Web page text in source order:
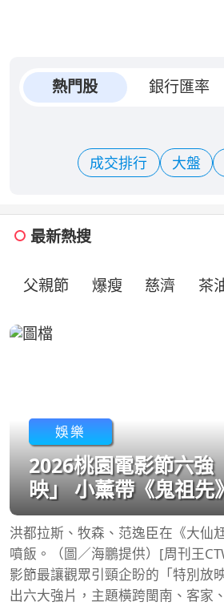
熱門股 銀行匯率
成交排行 大盤
最新熱搜
父親節 爆瘦 慈濟 茶
娛樂
2026桃園電影節六強
映」 小薰帶《鬼祖先》熱鬧回
「娘家」！
洪都拉斯、牧森、范逸臣在《大仙
噴飯。（圖／海鵬提供）[周刊王
影節最讓觀眾引頸企盼的「特別放
出六大強片，主題橫跨閩南、客家